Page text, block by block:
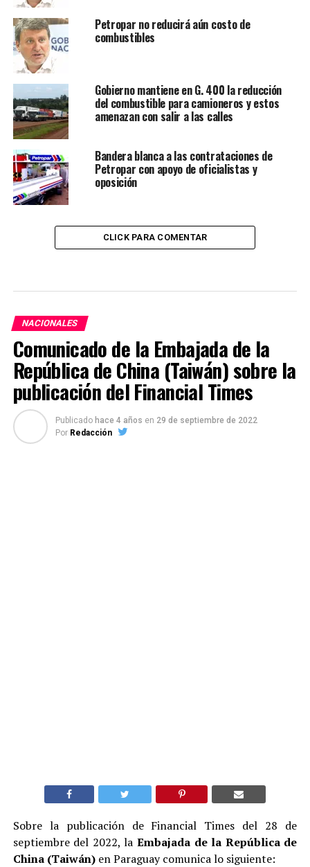
Petropar no reducirá aún costo de
combustibles
Gobierno mantiene en G. 400 la reducción
del combustible para camioneros y estos
amenazan con salir a las calles
Bandera blanca a las contrataciones de
Petropar con apoyo de oficialistas y
oposición
CLICK PARA COMENTAR
NACIONALES
Comunicado de la Embajada de la
República de China (Taiwán) sobre la
publicación del Financial Times
Publicado hace 4 años en 29 de septiembre de 2022
Por Redacción
Sobre la publicación de Financial Times del 28 de
septiembre del 2022, la Embajada de la República de
China (Taiwán) en Paraguay comunica lo siguiente: